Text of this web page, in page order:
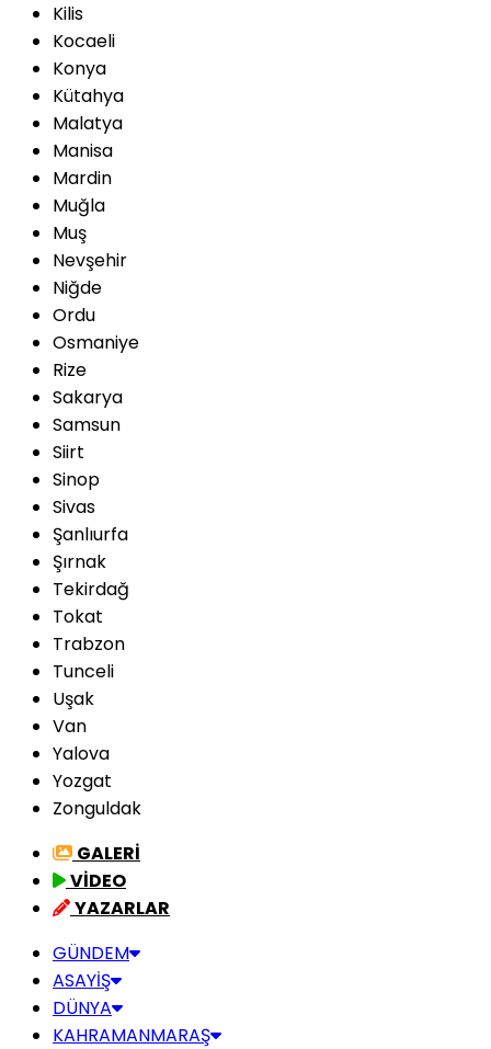
Kilis
Kocaeli
Konya
Kütahya
Malatya
Manisa
Mardin
Muğla
Muş
Nevşehir
Niğde
Ordu
Osmaniye
Rize
Sakarya
Samsun
Siirt
Sinop
Sivas
Şanlıurfa
Şırnak
Tekirdağ
Tokat
Trabzon
Tunceli
Uşak
Van
Yalova
Yozgat
Zonguldak
GALERİ
VİDEO
YAZARLAR
GÜNDEM
ASAYİŞ
DÜNYA
KAHRAMANMARAŞ